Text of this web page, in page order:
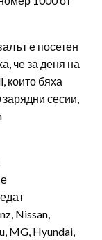
е посетен
че за деня на
които бяха
сесии,
Nissan,
MG, Hyundai,